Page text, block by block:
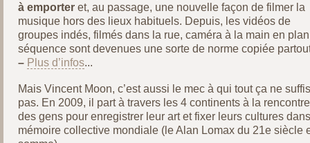
à emporteret, au passage, une nouvelle façon de filmer la
musique hors des lieux habituels. Depuis, les vidéos de
groupes indés, filmés dans la rue, caméra à la main en plan
séquence sont devenues une sorte de norme copiée
– Plus d’infos...
Mais Vincent Moon, c’est aussi le mec à qui tout ça ne
pas. En 2009, il part à travers les 4 continents à la rencontre
des gens pour enregistrer leur art et fixer leurs cultures
mémoire collective mondiale (le Alan Lomax du 21e siècle